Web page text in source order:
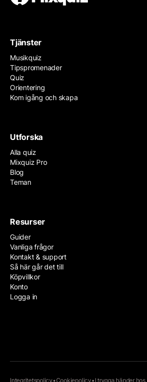
Tjänster
Musikquiz
Tipspromenader
Quiz
Orientering
Kom igång och skapa
Utforska
Alla quiz
Mixquiz Pro
Blog
Teman
Resurser
Guider
Vanliga frågor
Kontakt & support
Så här går det till
Köpvillkor
Konto
Logga in
Integritetspolicy•Cookiepolicy•I trygga händer hos